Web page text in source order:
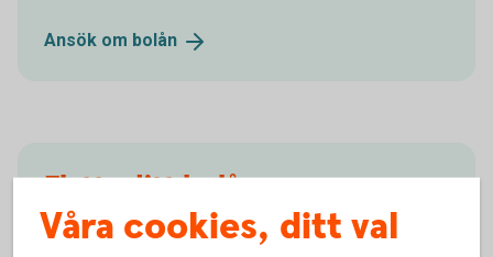
Ansök om bolån
Flytta ditt bolån
Flytta ditt bolån
Våra cookies, ditt val